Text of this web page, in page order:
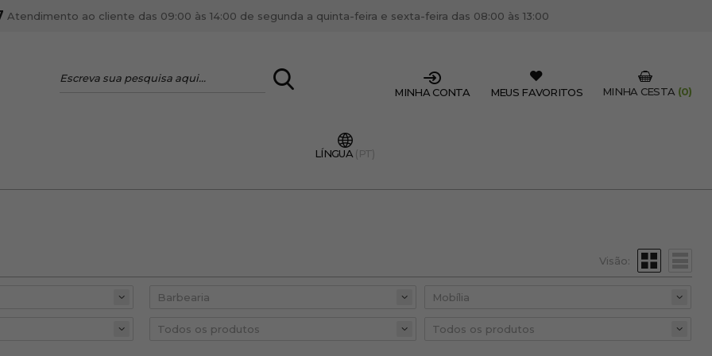
LOGIN
ficar por dentro
CRIAR CONTA PROFISSIONAL
Atendimento ao cliente das 09:00 às 14:00 de segunda a quinta-feira e sexta-feira das 08:00 às 13:00
MINHA CESTA (0)
MEUS FAVORITOS
MINHA CONTA
LÍNGUA (PT)
Visão: